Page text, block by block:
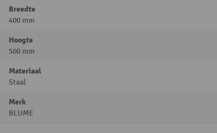
Breedte
400 mm
Hoogte
500 mm
Materiaal
Staal
Merk
BLUME